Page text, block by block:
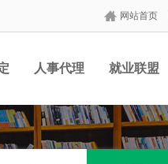
网站首页
人事代理 就业联盟